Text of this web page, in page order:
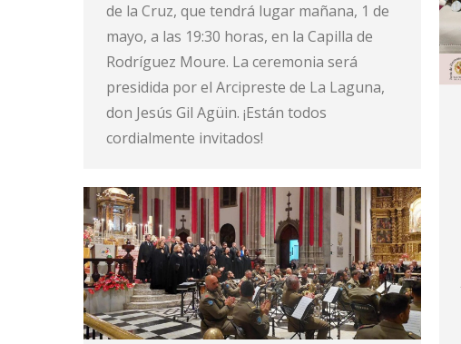
de la Cruz, que tendrá lugar mañana, 1 de
mayo, a las 19:30 horas, en la Capilla de
Rodríguez Moure. La ceremonia será
presidida por el Arcipreste de La Laguna,
don Jesús Gil Agüin. ¡Están todos
cordialmente invitados!